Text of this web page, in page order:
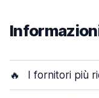
🔥 I fornitori più